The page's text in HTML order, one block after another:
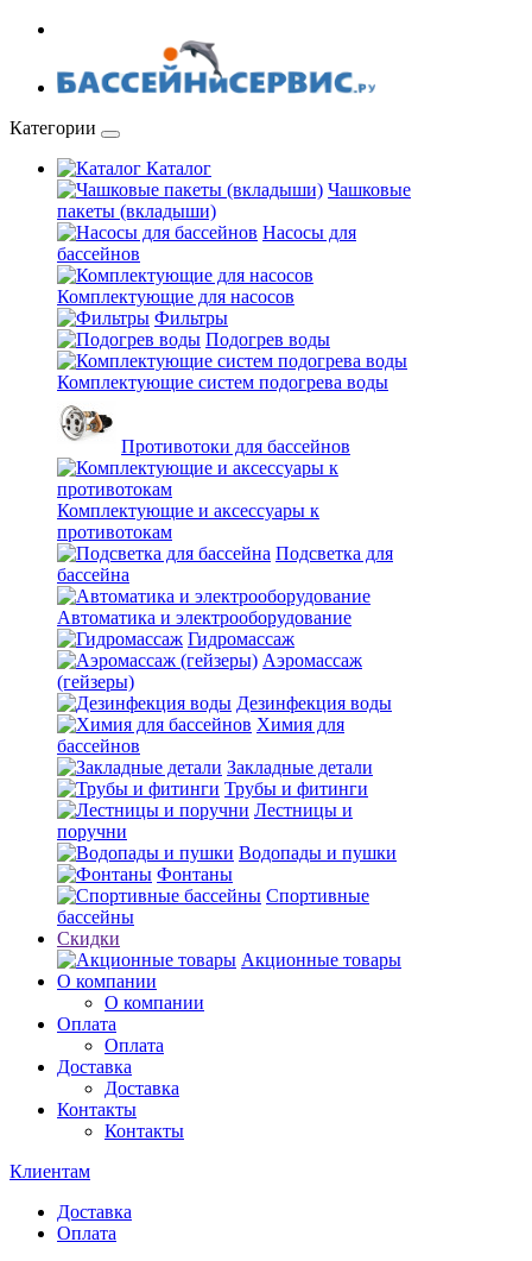
Категории
Каталог
Чашковые
пакеты (вкладыши)
Насосы для
бассейнов
Комплектующие для насосов
Фильтры
Подогрев воды
Комплектующие систем подогрева воды
Противотоки для бассейнов
Комплектующие и аксессуары к
противотокам
Подсветка для
бассейна
Автоматика и электрооборудование
Гидромассаж
Аэромассаж
(гейзеры)
Дезинфекция воды
Химия для
бассейнов
Закладные детали
Трубы и фитинги
Лестницы и
поручни
Водопады и пушки
Фонтаны
Спортивные
бассейны
Скидки
Акционные товары
О компании
О компании
Оплата
Оплата
Доставка
Доставка
Контакты
Контакты
Клиентам
Доставка
Оплата